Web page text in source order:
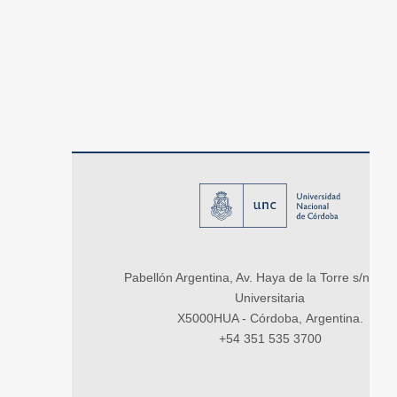
Pabellón Argentina, Av. Haya de la Torre s/n,
Universitaria
X5000HUA - Córdoba, Argentina.
+54 351 535 3700